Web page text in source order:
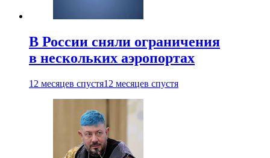
В России сняли ограничения
в нескольких аэропортах
12 месяцев спустя12 месяцев спустя